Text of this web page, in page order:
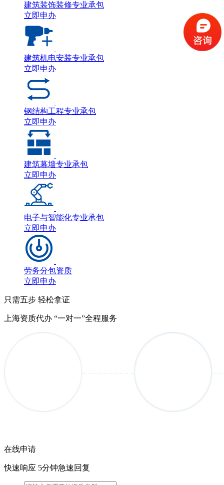
建筑装饰装修专业承包
立即申办
建筑机电安装专业承包
立即申办
钢结构工程专业承包
立即申办
建筑幕墙专业承包
立即申办
电子与智能化专业承包
立即申办
劳务分包资质
立即申办
只需五步 轻松拿证
上海资质代办 “一对一”全程服务
在线申请
快速响应 5分钟急速回复